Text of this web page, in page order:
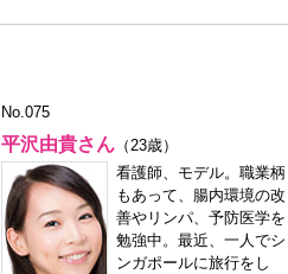
No.075
平沢由貴さん（23歳）
看護師、モデル。職業柄
もあって、腸内環境の改
善やリンパ、予防医学を
勉強中。最近、一人でシ
ンガポールに旅行をし